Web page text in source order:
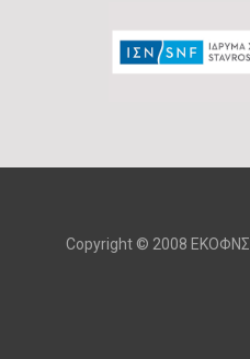
Copyright © 2008 ΕΚΟΦΝΣ